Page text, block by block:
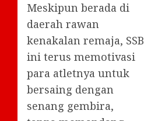
Meskipun berada di
daerah rawan
kenakalan remaja, SSB
ini terus memotivasi
para atletnya untuk
bersaing dengan
senang gembira,